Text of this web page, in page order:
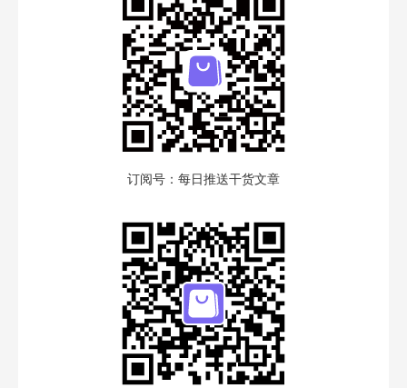
订阅号：每日推送干货文章